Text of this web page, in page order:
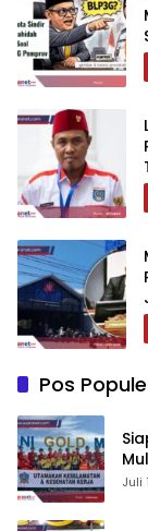
Pos
di
Juli